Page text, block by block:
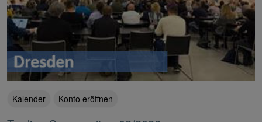
Kalender Konto eröffnen